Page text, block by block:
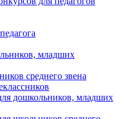
младших
среднего звена
дошкольников, младших